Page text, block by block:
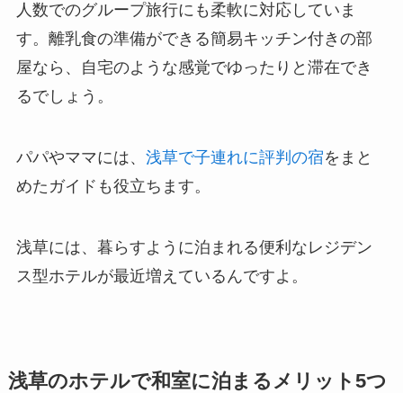
人数でのグループ旅行にも柔軟に対応していま
す。離乳食の準備ができる簡易キッチン付きの部
屋なら、自宅のような感覚でゆったりと滞在でき
るでしょう。
パパやママには、 浅草で子連れに評判の宿をまと
めたガイドも役立ちます。
浅草には、暮らすように泊まれる便利なレジデン
ス型ホテルが最近増えているんですよ。
浅草のホテルで和室に泊まるメリット5つ